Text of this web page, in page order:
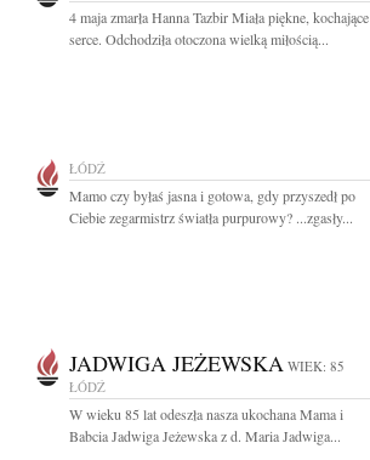
4 maja zmarła Hanna Tazbir Miała piękne, kochające
serce. Odchodziła otoczona wielką miłością...
ŁÓDŹ
Mamo czy byłaś jasna i gotowa, gdy przyszedł po
Ciebie zegarmistrz światła purpurowy? ...zgasły...
JADWIGA JEŻEWSKA WIEK: 85
ŁÓDŹ
W wieku 85 lat odeszła nasza ukochana Mama i
Babcia Jadwiga Jeżewska z d. Maria Jadwiga...